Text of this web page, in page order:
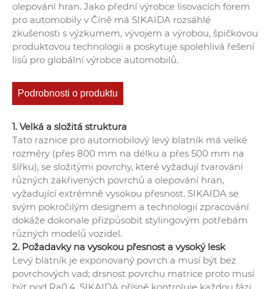
olepování hran. Jako přední výrobce lisovacích forem
pro automobily v Číně má SIKAIDA rozsáhlé
zkušenosti s výzkumem, vývojem a výrobou, špičkovou
produktovou technologii a poskytuje spolehlivá řešení
lisů pro globální výrobce automobilů.
Podrobnosti o produktu
1. Velká a složitá struktura
Tato raznice pro automobilový levý blatník má velké
rozměry (přes 800 mm na délku a přes 500 mm na
šířku), se složitými povrchy, které vyžadují tvarování
různých zakřivených povrchů a olepování hran,
vyžadující extrémně vysokou přesnost. SIKAIDA se
svým pokročilým designem a technologií zpracování
dokáže dokonale přizpůsobit stylingovým potřebám
různých modelů vozidel.
2. Požadavky na vysokou přesnost a vysoký lesk
Levý blatník je exponovaný povrch a musí být bez
povrchových vad; drsnost povrchu matrice proto musí